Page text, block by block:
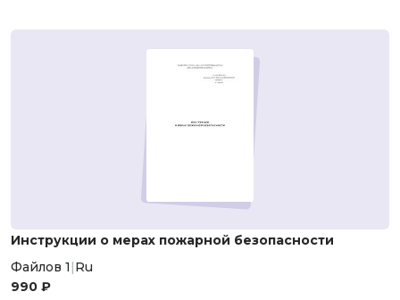
Инструкции о мерах пожарной безопасности
Файлов 1 |Ru
990 ₽